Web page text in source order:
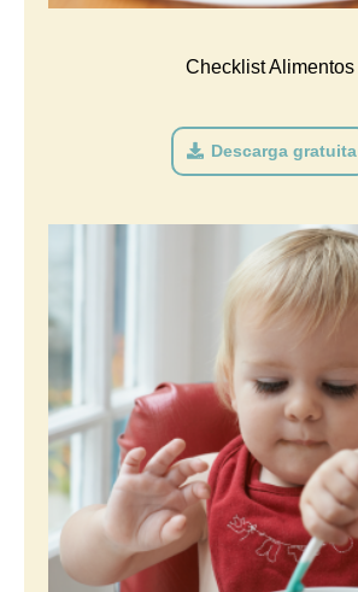
Checklist Alimentos
Descarga gratuita